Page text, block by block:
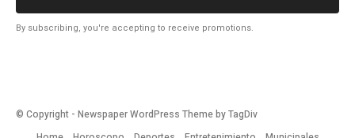
By subscribing, you're accepting to receive promotions.
© Copyright - Newspaper WordPress Theme by TagDiv